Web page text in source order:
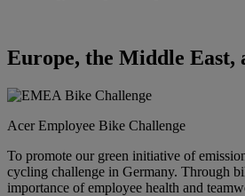
Europe, the Middle East,
Acer Employee Bike Challenge
To promote our green initiative of
cycling challenge in Germany. Through
importance of employee health and